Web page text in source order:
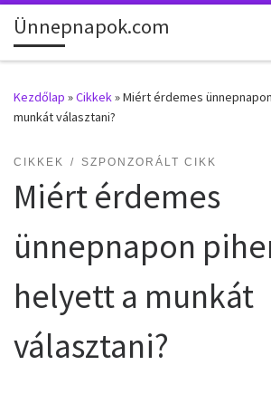
Skip to content
Ünnepnapok.com
Kezdőlap »Cikkek»Miért érdemes
munkát választani?
CIKKEK SZPONZORÁLT CIKK
Miért érdemes
ünnepnapon
helyett a munkát
választani?